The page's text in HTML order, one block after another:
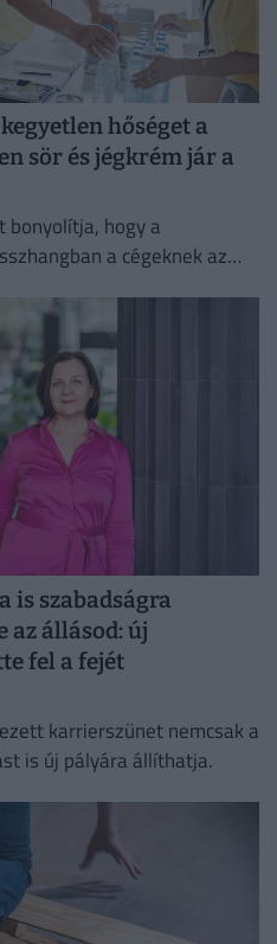
hőséget a
sör és jégkrém jár a
bonyolítja, hogy a
a cégeknek az
is szabadságra
az állásod: új
fel a fejét
karrierszünet nemcsak a
is új pályára állíthatja.